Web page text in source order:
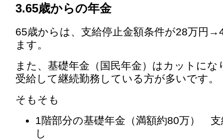
3.65歳からの年金
65歳からは、支給停止金額条件が28万円
ます。
また、基礎年金（国民年金）はカットに
受給して継続勤務している方が多いです。
そもそも
1階部分の基礎年金（満額約80万） 支
し